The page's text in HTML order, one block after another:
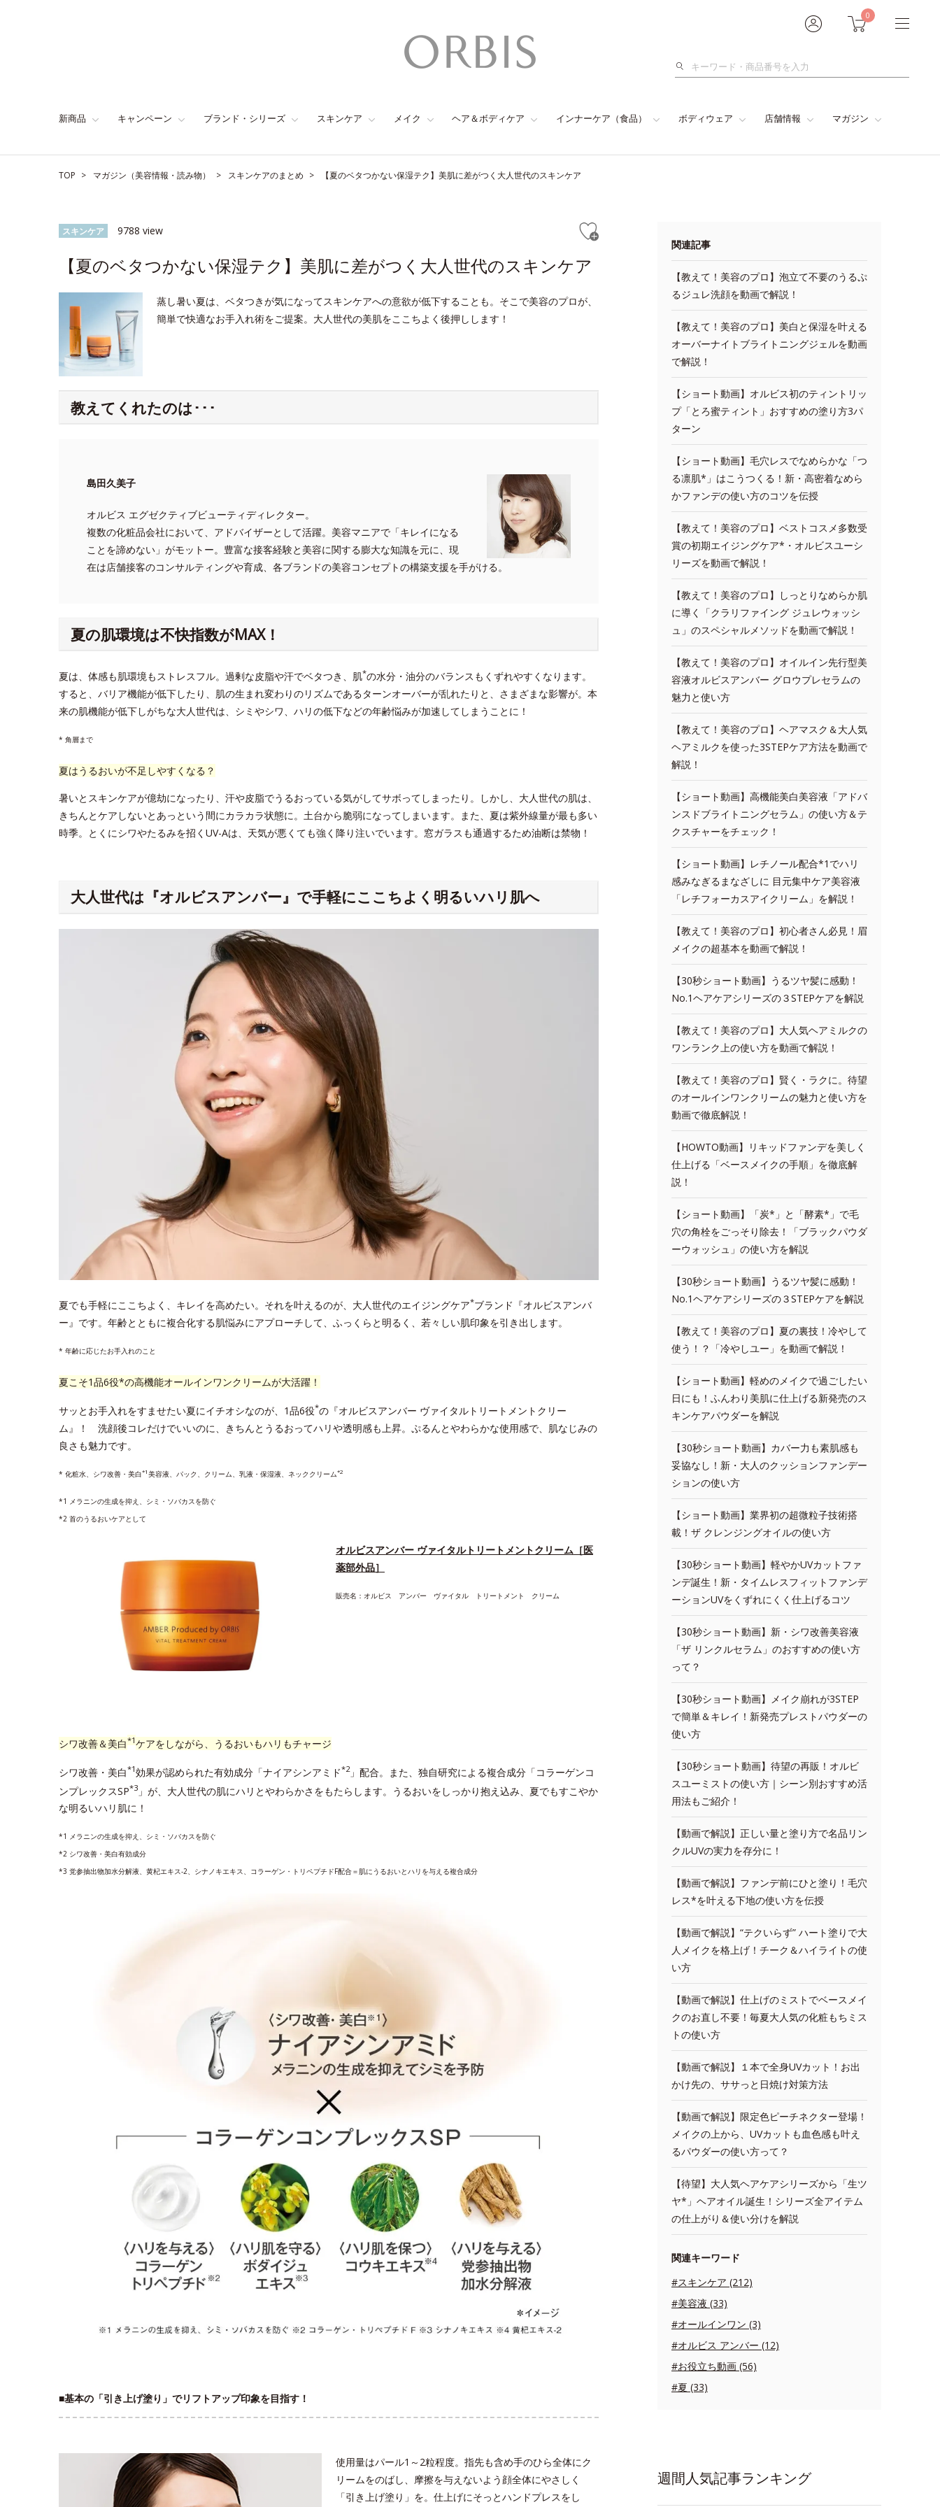
0
検
新商品 キャンペーン ブランド・シリーズ スキンケア メイク ヘア＆ボディケア インナーケア（食品） ボディウェア 店舗情報 マガジン
TOP マガジン（美容情報・読み物） スキンケアのまとめ 【夏のベタつかない保湿テク】美肌に差がつく大人世代のスキンケア
スキンケア 9788 view
【夏のベタつかない保湿テク】美肌に差がつく大人世代のスキンケア
蒸し暑い夏は、ベタつきが気になってスキンケアへの意欲が低下することも。そこで美容のプロが、
簡単で快適なお手入れ術をご提案。大人世代の美肌をここちよく後押しします！
教えてくれたのは･･･
島田久美子
オルビス エグゼクティブビューティディレクター。
複数の化粧品会社において、アドバイザーとして活躍。美容マニアで「キレイになる
ことを諦めない」がモットー。豊富な接客経験と美容に関する膨大な知識を元に、現
在は店舗接客のコンサルティングや育成、各ブランドの美容コンセプトの構築支援を手がける。
夏の肌環境は不快指数がMAX！
夏は、体感も肌環境もストレスフル。過剰な皮脂や汗でベタつき、肌*の水分・油分のバランスもくずれやすくなります。
すると、バリア機能が低下したり、肌の生まれ変わりのリズムであるターンオーバーが乱れたりと、さまざまな影響が。本
来の肌機能が低下しがちな大人世代は、シミやシワ、ハリの低下などの年齢悩みが加速してしまうことに！
* 角層まで
夏はうるおいが不足しやすくなる？
暑いとスキンケアが億劫になったり、汗や皮脂でうるおっている気がしてサボってしまったり。しかし、大人世代の肌は、
きちんとケアしないとあっという間にカラカラ状態に。土台から脆弱になってしまいます。また、夏は紫外線量が最も多い
時季。とくにシワやたるみを招くUV-Aは、天気が悪くても強く降り注いでいます。窓ガラスも通過するため油断は禁物！
大人世代は『オルビスアンバー』で手軽にここちよく明るいハリ肌へ
夏でも手軽にここちよく、キレイを高めたい。それを叶えるのが、大人世代のエイジングケア*ブランド『オルビスアンバ
ー』です。年齢とともに複合化する肌悩みにアプローチして、ふっくらと明るく、若々しい肌印象を引き出します。
* 年齢に応じたお手入れのこと
夏こそ1品6役*の高機能オールインワンクリームが大活躍！
サッとお手入れをすませたい夏にイチオシなのが、1品6役*の『オルビスアンバー ヴァイタルトリートメントクリー
ム』！ 洗顔後コレだけでいいのに、きちんとうるおってハリや透明感も上昇。ぷるんとやわらかな使用感で、肌なじみの
良さも魅力です。
* 化粧水、シワ改善・美白*1美容液、パック、クリーム、乳液・保湿液、ネッククリーム*2
*1 メラニンの生成を抑え、シミ・ソバカスを防ぐ
*2 首のうるおいケアとして
オルビスアンバー ヴァイタルトリートメントクリーム［医
薬部外品］
販売名：オルビス アンバー ヴァイタル トリートメント クリーム
シワ改善＆美白*1ケアをしながら、うるおいもハリもチャージ
シワ改善・美白*1効果が認められた有効成分「ナイアシンアミド*2」配合。また、独自研究による複合成分「コラーゲンコ
ンプレックスSP*3 」が、大人世代の肌にハリとやわらかさをもたらします。うるおいをしっかり抱え込み、夏でもすこやか
な明るいハリ肌に！
*1 メラニンの生成を抑え、シミ・ソバカスを防ぐ
*2 シワ改善・美白有効成分
*3 党参抽出物加水分解液、黄杞エキス-2、シナノキエキス、コラーゲン・トリペプチドF配合＝肌にうるおいとハリを与える複合成分
■基本の「引き上げ塗り」でリフトアップ印象を目指す！
使用量はパール1～2粒程度。指先も含め手のひら全体にク
リームをのばし、摩擦を与えないよう顔全体にやさしく
「引き上げ塗り」を。仕上げにそっとハンドプレスをし
関連記事
【教えて！美容のプロ】泡立て不要のうるぷ
るジュレ洗顔を動画で解説！
【教えて！美容のプロ】美白と保湿を叶える
オーバーナイトブライトニングジェルを動画
で解説！
【ショート動画】オルビス初のティントリッ
プ「とろ蜜ティント」おすすめの塗り方3パ
ターン
【ショート動画】毛穴レスでなめらかな「つ
る凛肌*」はこうつくる！新・高密着なめら
かファンデの使い方のコツを伝授
【教えて！美容のプロ】ベストコスメ多数受
賞の初期エイジングケア*・オルビスユーシ
リーズを動画で解説！
【教えて！美容のプロ】しっとりなめらか肌
に導く「クラリファイング ジュレウォッシ
ュ」のスペシャルメソッドを動画で解説！
【教えて！美容のプロ】オイルイン先行型美
容液オルビスアンバー グロウプレセラムの
魅力と使い方
【教えて！美容のプロ】ヘアマスク＆大人気
ヘアミルクを使った3STEPケア方法を動画で
解説！
【ショート動画】高機能美白美容液「アドバ
ンスドブライトニングセラム」の使い方＆テ
クスチャーをチェック！
【ショート動画】レチノール配合*1でハリ
感みなぎるまなざしに 目元集中ケア美容液
「レチフォーカスアイクリーム」を解説！
【教えて！美容のプロ】初心者さん必見！眉
メイクの超基本を動画で解説！
【30秒ショート動画】うるツヤ髪に感動！
No.1ヘアケアシリーズの３STEPケアを解説
【教えて！美容のプロ】大人気ヘアミルクの
ワンランク上の使い方を動画で解説！
【教えて！美容のプロ】賢く・ラクに。待望
のオールインワンクリームの魅力と使い方を
動画で徹底解説！
【HOWTO動画】リキッドファンデを美しく
仕上げる「ベースメイクの手順」を徹底解
説！
【ショート動画】「炭*」と「酵素*」で毛
穴の角栓をごっそり除去！「ブラックパウダ
ーウォッシュ」の使い方を解説
【30秒ショート動画】うるツヤ髪に感動！
No.1ヘアケアシリーズの３STEPケアを解説
【教えて！美容のプロ】夏の裏技！冷やして
使う！？「冷やしユー」を動画で解説！
【ショート動画】軽めのメイクで過ごしたい
日にも！ふんわり美肌に仕上げる新発売のス
キンケアパウダーを解説
【30秒ショート動画】カバー力も素肌感も
妥協なし！新・大人のクッションファンデー
ションの使い方
【ショート動画】業界初の超微粒子技術搭
載！ザ クレンジングオイルの使い方
【30秒ショート動画】軽やかUVカットファ
ンデ誕生！新・タイムレスフィットファンデ
ーションUVをくずれにくく仕上げるコツ
【30秒ショート動画】新・シワ改善美容液
「ザ リンクルセラム」のおすすめの使い方
って？
【30秒ショート動画】メイク崩れが3STEP
で簡単＆キレイ！新発売プレストパウダーの
使い方
【30秒ショート動画】待望の再販！オルビ
スユーミストの使い方｜シーン別おすすめ活
用法もご紹介！
【動画で解説】正しい量と塗り方で名品リン
クルUVの実力を存分に！
【動画で解説】ファンデ前にひと塗り！毛穴
レス*を叶える下地の使い方を伝授
【動画で解説】“テクいらず” ハート塗りで大
人メイクを格上げ！チーク＆ハイライトの使
い方
【動画で解説】仕上げのミストでベースメイ
クのお直し不要！毎夏大人気の化粧もちミス
トの使い方
【動画で解説】１本で全身UVカット！お出
かけ先の、ササっと日焼け対策方法
【動画で解説】限定色ピーチネクター登場！
メイクの上から、UVカットも血色感も叶え
るパウダーの使い方って？
【待望】大人気ヘアケアシリーズから「生ツ
ヤ*」ヘアオイル誕生！シリーズ全アイテム
の仕上がり＆使い分けを解説
関連キーワード
#スキンケア (212)
#美容液 (33)
#オールインワン (3)
#オルビス アンバー (12)
#お役立ち動画 (56)
#夏 (33)
週間人気記事ランキング